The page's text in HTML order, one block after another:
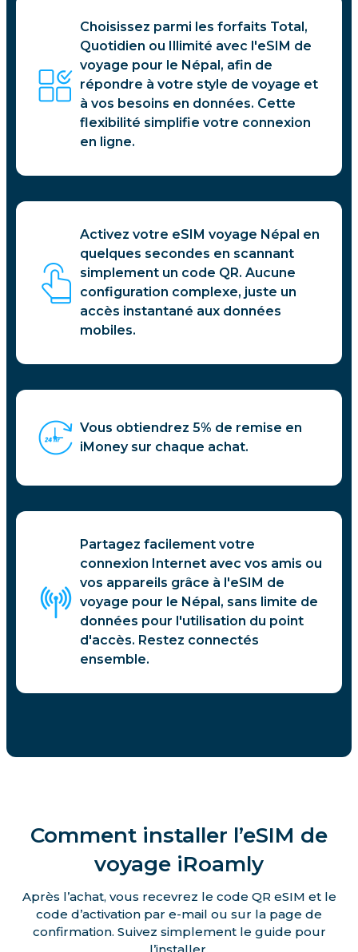
Choisissez parmi les forfaits Total,
Quotidien ou Illimité avec l'eSIM de
voyage pour le Népal, afin de
répondre à votre style de voyage et
à vos besoins en données. Cette
flexibilité simplifie votre connexion
en ligne.
Activez votre eSIM voyage Népal en
quelques secondes en scannant
simplement un code QR. Aucune
configuration complexe, juste un
accès instantané aux données
mobiles.
Vous obtiendrez 5% de remise en
iMoney sur chaque achat.
Partagez facilement votre
connexion Internet avec vos amis ou
vos appareils grâce à l'eSIM de
voyage pour le Népal, sans limite de
données pour l'utilisation du point
d'accès. Restez connectés
ensemble.
Comment installer l’eSIM de
voyage iRoamly
Après l’achat, vous recevrez le code QR eSIM et le
code d’activation par e-mail ou sur la page de
confirmation. Suivez simplement le guide pour